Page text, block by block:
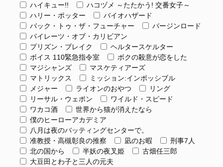
ハイキュー!!
ハコヅメ ～たたかう! 交番女子～
ハリー・ポッター
バイオハザード
バック・トゥ・ザ・フューチャー
バージンロード
パイレーツ・オブ・カリビアン
プリズン・ブレイク
ヘルタースケルター
ボイス 110緊急指令室
ボクの殺意が恋をした
マジシャンズ
マスケティアーズ
マトリックス
ミッション:インポッシブル
メジャー
ライオンのおやつ
リング
リーサル・ウェポン
ワイルド・スピード
ワカコ酒
世界から猫が消えたなら
僕のヒーローアカデミア
八月は夜のバッティングセンターで。
准教授・高槻彰良の推察
凪のお暇
刑事7人
北の国から
半妖の夜叉姫
古畑任三郎
大豆田とわ子と三人の元夫